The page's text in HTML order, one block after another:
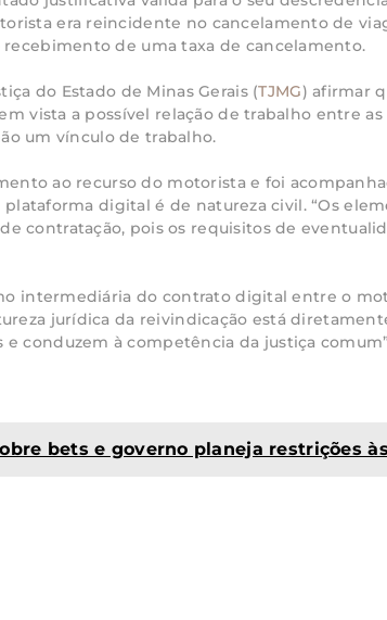
era reincidente no cancelamento de
de uma taxa de cancelamento.
do Estado de Minas Gerais (TJMG) afirmar
vista a possível relação de trabalho entre
um vínculo de trabalho.
ao recurso do motorista e foi
digital é de natureza civil. “Os
contratação, pois os requisitos de
intermediária do contrato digital entre o
jurídica da reivindicação está
conduzem à competência da justiça
bets e governo planeja restrições